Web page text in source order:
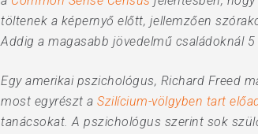
töltenek a képernyő előtt, jellemzően
Addig a magasabb jövedelmű családoknál
Egy amerikai pszichológus, Richard Freed
most egyrészt a Szilícium-völgyben tart
tanácsokat. A pszichológus szerint sok